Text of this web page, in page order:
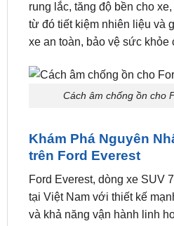
rung lắc, tăng độ bền cho
từ đó tiết kiệm nhiên liệu và
xe an toàn, bảo vệ sức khỏe
Cách âm chống ồn cho
Khám Phá Nguyên
trên Ford Everest
Ford Everest, dòng xe SUV
tại Việt Nam với thiết kế
và khả năng vận hành linh